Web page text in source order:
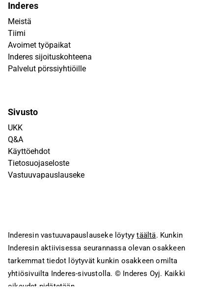
Inderes
Meistä
Tiimi
Avoimet työpaikat
Inderes sijoituskohteena
Palvelut pörssiyhtiöille
Sivusto
UKK
Q&A
Käyttöehdot
Tietosuojaseloste
Vastuuvapauslauseke
Inderesin vastuuvapauslauseke löytyytäältä. Kunkin
Inderesin aktiivisessa seurannassa olevan osakkeen
tarkemmat tiedot löytyvät kunkin osakkeen omilta
yhtiösivuilta Inderes-sivustolla. © Inderes Oyj. Kaikki
oikeudet pidätetään.